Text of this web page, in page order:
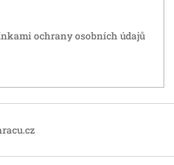
ochrany osobních údajů